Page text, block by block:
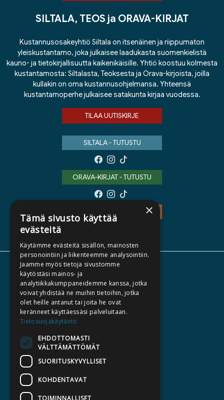
SILTALA, TEOS ja ORAVA-KIRJAT
Kustannusosakeyhtiö Siltala on itsenäinen ja riippumaton
yleiskustantamo, joka julkaisee laadukasta suomenkielistä
kauno- ja tietokirjallisuutta kaikenikäisille. Yhtiö koostuu kolmesta
kustantamosta: Siltalasta, Teoksesta ja Orava-kirjoista, joilla
kullakin on oma kustannusohjelmansa. Yhteensä
kustantamoperhe julkaisee satakunta kirjaa vuodessa.
TILAA UUTISKIRJE
SILTALA - TUTUSTU
ORAVA-KIRJAT - TUTUSTU
TIETOA MEISTÄ
TEKIJÄT
KATALOGIT
AJANKOHTAISTA
HALUATKO KIRJAILIJAKSI
LASKUTUSOSOITTEET
×
Tämä sivusto käyttää
evästeitä
Käytämme evästeitä sisällön, mainosten
personointiin ja liikenteemme analysointiin.
Jaamme myös tietoja sivustomme
käytöstäsi mainos- ja
analytiikkakumppaneidemme kanssa, jotka
voivat yhdistää ne muihin tietoihin, jotka
olet heille antanut tai joita he ovat
keränneet käyttäessäsi palveluitaan.
Tietosuojakäytäntö
EHDOTTOMASTI
VÄLTTÄMÄTTÖMÄT
SUORITUSKYVYLLISET
KOHDENTAVAT
TOIMINNALLISET